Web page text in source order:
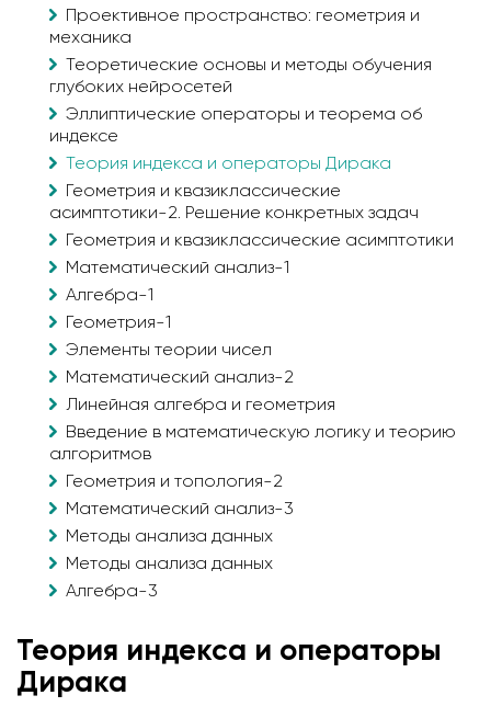
Проективное пространство: геометрия и
механика
Теоретические основы и методы обучения
глубоких нейросетей
Эллиптические операторы и теорема об
индексе
Теория индекса и операторы Дирака
Геометрия и квазиклассические
асимптотики-2. Решение конкретных задач
Геометрия и квазиклассические асимптотики
Математический анализ-1
Алгебра-1
Геометрия-1
Элементы теории чисел
Математический анализ-2
Линейная алгебра и геометрия
Введение в математическую логику и теорию
алгоритмов
Геометрия и топология-2
Математический анализ-3
Методы анализа данных
Методы анализа данных
Алгебра-3
Теория индекса и операторы
Дирака